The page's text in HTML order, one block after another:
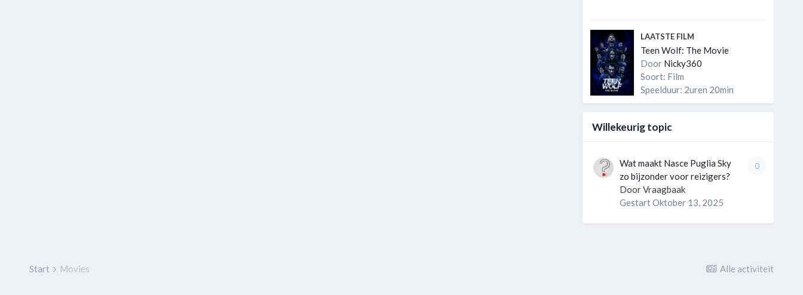
LAATSTE FILM
Teen Wolf: The Movie
Door Nicky360
Soort: Film
Speelduur: 2uren 20min
Willekeurig topic
0
Wat maakt Nasce Puglia Sky
zo bijzonder voor reizigers?
DoorVraagbaak
GestartOktober 13, 2025
Alle activiteit
Start Movies